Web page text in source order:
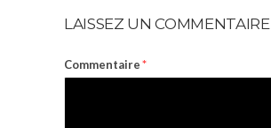
LAISSEZ UN COMMENTAIRE
Commentaire*